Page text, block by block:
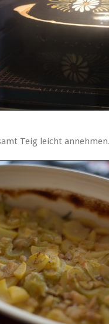
Teig leicht